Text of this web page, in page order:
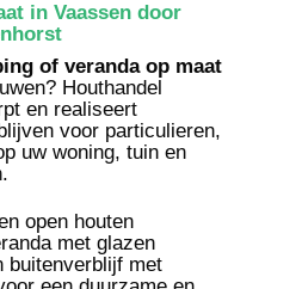
in Vaassen door
of veranda op maat
Houthandel
en realiseert
voor particulieren,
uw woning, tuin en
open houten
met glazen
buitenverblijf met